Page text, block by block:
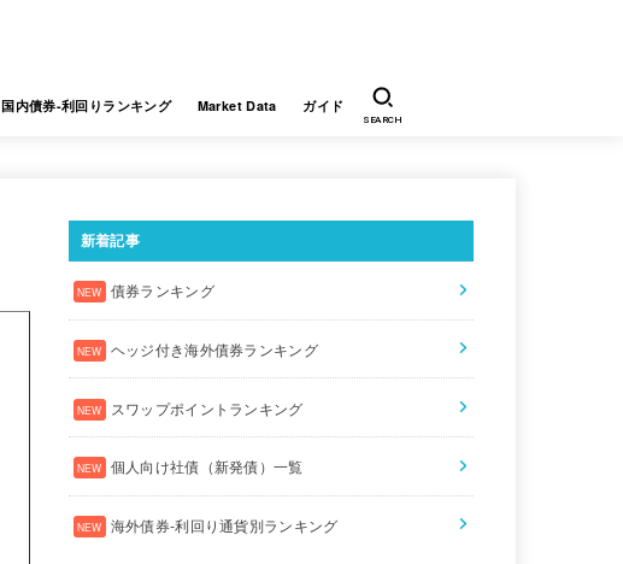
国内債券-利回りランキング Market Data ガイド
SEARCH
新着記事
債券ランキング
ヘッジ付き海外債券ランキング
スワップポイントランキング
個人向け社債（新発債）一覧
海外債券-利回り通貨別ランキング